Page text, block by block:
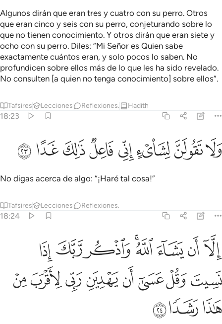
Algunos dirán que eran tres y cuatro con su perro. Otros
que eran cinco y seis con su perro, conjeturando sobre lo
que no tienen conocimiento. Y otros dirán que eran siete y
ocho con su perro. Diles: “Mi Señor es Quien sabe
exactamente cuántos eran, y solo pocos lo saben. No
profundicen sobre ellos más de lo que les ha sido revelado.
No consulten [a quien no tenga conocimiento] sobre ellos”.
Tafsires Lecciones Reflexiones. Hadith
18:23
ولا تقولن لشيء اني فاعل ذالك غدا ٢٣
وَلَا تَقُولَنَّ لِشَا۟ىْءٍ إِنِّى فَاعِلٌۭ ذَٰلِكَ غَدًا ٢٣
ﲊﲋﲌﲍﲎﲏﲐ ﲑ
No digas acerca de algo: “¡Haré tal cosa!”
Tafsires Lecciones Reflexiones.
18:24
الا ان يشاء الله واذكر ربك اذا نسيت وقل عسى ان يهدين ربي لاقرب من
إِلَّآ أَن يَشَآءَ ٱللَّهُ ۚ وَٱذْكُر رَّبَّكَ إِذَا نَسِيتَ وَقُلْ عَسَىٰٓ أَن يَهْدِيَنِ رَبِّى
ﲒﲓﲔﲕﲖﲗﲘﲙ
ﲚﲛﲜﲝﲞﲟﲠﲡ
ﲢﲣﲤ